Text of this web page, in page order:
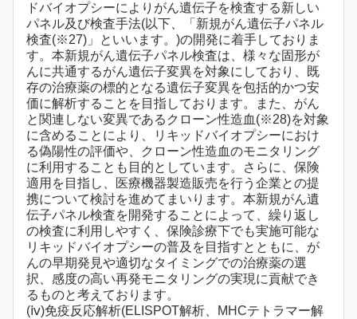
ドバイオプシーによりがん遺伝子を検査する新しい
パネル及び検査手法(以下、「新規がん遺伝子パネル
検査(※27)」といいます。)の開発に着手しておりま
す。本新規がん遺伝子パネル検査は、様々な固形が
んに共通するがん遺伝子変異を対象にしており、既
存の治療薬の標的となる遺伝子変異を包括的かつ安
価に解析することを目指しております。また、がん
と関連しない変異であるクローン性造血(※28)を対象
に含めることにより、リキッドバイオプシーにおけ
る偽陽性の評価や、クローン性造血のモニタリング
に利用することも目的としています。さらに、保険
適用を目指し、医療機器製造販売を行う企業との提
携について検討を進めてまいります。本新規がん遺
伝子パネル検査を開発することによって、繰り返し
の検査に利用しやすく、保険診療下でも実施可能な
リキッドバイオプシーの普及を目指すとともに、が
んの早期発見や適切なタイミングでの治療薬の選
択、感度の高い再発モニタリングの実現に貢献でき
るものと考えております。
(ⅳ)免疫反応解析(ELISPOT解析、MHCテトラマー解